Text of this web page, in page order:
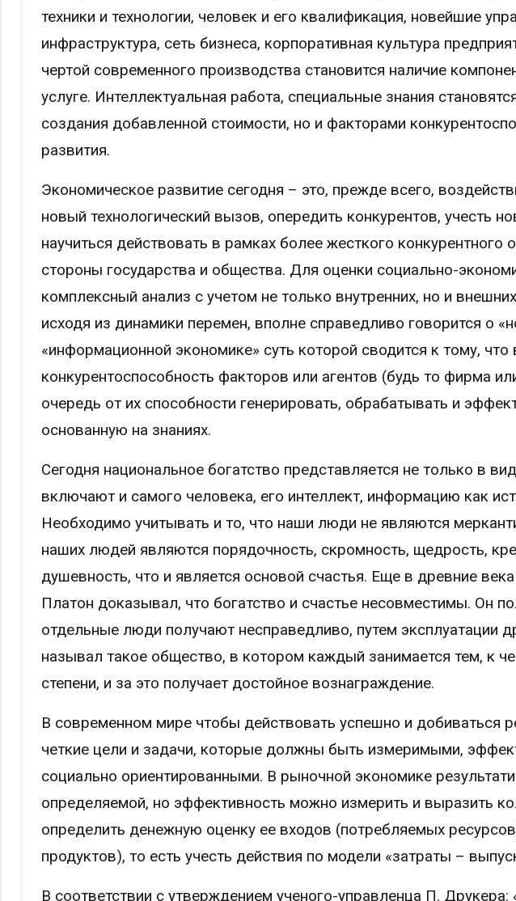
техники и технологии, человек и его квалификация, новейшие
инфраструктура, сеть бизнеса, корпоративная культура
чертой современного производства становится наличие
услуге. Интеллектуальная работа, специальные знания
создания добавленной стоимости, но и факторами
развития.
Экономическое развитие сегодня – это, прежде всего,
новый технологический вызов, опередить конкурентов, учесть
научиться действовать в рамках более жесткого конкурентного
стороны государства и общества. Для оценки социально-
комплексный анализ с учетом не только внутренних, но и
исходя из динамики перемен, вполне справедливо говорится о
«информационной экономике» суть которой сводится к тому, что
конкурентоспособность факторов или агентов (будь то фирма
очередь от их способности генерировать, обрабатывать и
основанную на знаниях.
Сегодня национальное богатство представляется не только в
включают и самого человека, его интеллект, информацию как
Необходимо учитывать и то, что наши люди не являются
наших людей являются порядочность, скромность, щедрость,
душевность, что и является основой счастья. Еще в древние
Платон доказывал, что богатство и счастье несовместимы. Он
отдельные люди получают несправедливо, путем эксплуатации
называл такое общество, в котором каждый занимается тем, к
степени, и за это получает достойное вознаграждение.
В современном мире чтобы действовать успешно и добиваться
четкие цели и задачи, которые должны быть измеримыми,
социально ориентированными. В рыночной экономике
определяемой, но эффективность можно измерить и выразить
определить денежную оценку ее входов (потребляемых
продуктов), то есть учесть действия по модели «затраты –
В соответствии с утверждением ученого-управленца П. Друкера: